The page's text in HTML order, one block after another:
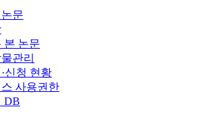
문
본 논문
관리
신청 현황
사용권한
DB